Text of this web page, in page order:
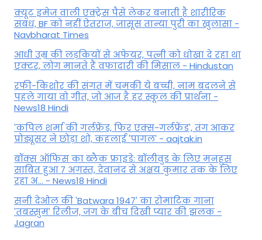
क्यूट इमेज वाली एक्ट्रेस पैसे लेकर बनाती है शारीरिक
संबंध, BF को नहीं ऐतराज, जासूस तान्‍या पुरी का खुलासा -
Navbharat Times
आधी उम्र की लड़कियों से अफेयर, पत्नी को धोखा दे रहा था
एक्टर, लोग मानते हैं वफादारी की मिसाल - Hindustan
रफी-किशोर की संगत में चमकी ये बच्ची, नाम बदलने से
पहले गाया वो गीत, जो आज है हर स्कूल की प्रार्थना -
News18 Hindi
'कपिल शर्मा की गर्लफ्रेंड, फिर एक्स-गर्लफ्रेंड', तंग आकर
प्रोड्यूसर ने छोड़ा शो, कहलाई 'पागल' - aajtak.in
बॉक्स ऑफिस का ब्लैक फ्राइडे: बॉलीवुड के लिए मनहूस
साबित हुआ 7 अगस्त, देवानंद से अक्षय कुमार तक के लिए
रहा अ... - News18 Hindi
सनी देओल की 'Batwara 1947' का रोमांटिक गाना
'तबस्सुम' रिलीज, जंग के बीच दिखी प्यार की झलक -
Jagran